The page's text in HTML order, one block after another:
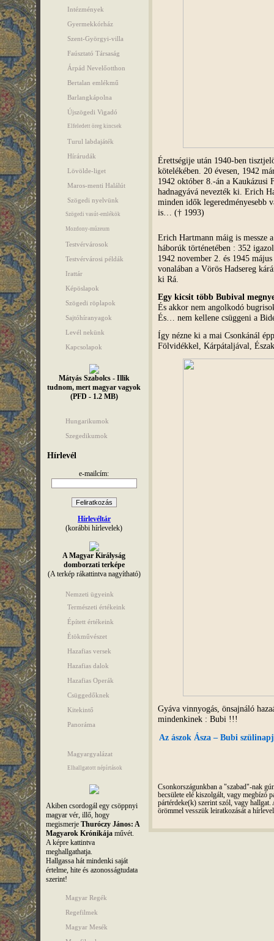
Intézmények
Gyermekkórház
Szent-Györgyi-villa
Faúsztató Társaság
Árpád Nevelőotthon
Bertalan emlékmű
Barlangkápolna
Újszögedi Vigadó
Elfeledett öreg kincsek
Turul labdajáték
Hírárudák
Lövölde-liget
Maros-menti Halálút
Szögedi nyelvünk
Szögedi vasút-emlékök
Mozdony-múzeum
Testvérvárosok
Testvérvárosi példák
Irattár
Képöslapok
Szögedi röplapok
Sajtóhíranyagok
Levél nekünk
Kapcsolapok
Mátyás Szabolcs - Illik
tudnom, mert magyar vagyok
(PFD - 1.2 MB)
Hungarikumok
Szegedikumok
Hírlevél
e-mailcím:
Hírlevéltár
(korábbi hírlevelek)
A Magyar Királyság
domborzati terképe
(A terkép rákattintva nagyítható)
Nemzeti ügyeink
Természeti értékeink
Épített értékeink
Étökművészet
Hazafias versek
Hazafias dalok
Hazafias Operák
Csüggedőknek
Kitekintő
Panoráma
Magyargyalázat
Elhallgatott népírtások
Akiben csordogál egy csöppnyi
magyar vér, illő, hogy
megismerjeThuróczy János: A
Magyarok Krónikája művét.
A képre kattintva
meghallgathatja.
Hallgassa hát mindenki saját
értelme, hite és azonosságtudata
szerint!
Magyar Regék
Regefilmek
Magyar Mesék
Érettségije után 1940-ben
kötelékében. 20 évesen, 1942
1942 október 8.-án a Kaukázusi
hadnagyává nevezték ki. Erich
minden idők legeredményesebb
is… († 1993)
Erich Hartmann máig is messze
háborúk történetében : 352
1942 november 2. és 1945
vonalában a Vörös Hadsereg
ki Rá.
Egy kicsit több Bubival
És akkor nem angolkodó
És… nem kellene csüggeni a
Így nézne ki a mai Csonkánál
Fölvidékkel, Kárpátaljával,
Gyáva vinnyogás, önsajnáló
mindenkinek : Bubi !!!
Az ászok Ásza – Bubi
Csonkországunkban a "szabad"-nak
becsülete elé kiszolgált, vagy megbízó
pártérdeke(k) szerint szól, vagy
örömmel vesszük leiratkozását a